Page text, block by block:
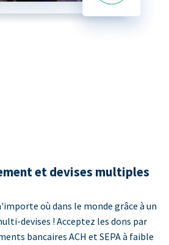
et devises multiples
où dans le monde grâce à un
devises ! Acceptez les dons par
bancaires ACH et SEPA à faible